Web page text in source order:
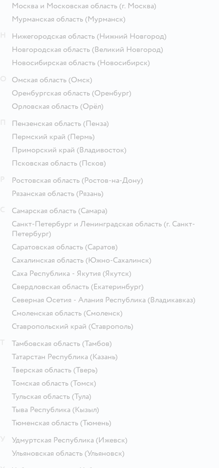
Москва и Московская область (г. Москва)
Мурманская область (Мурманск)
Нижегородская область (Нижний Новгород)
Новгородская область (Великий Новгород)
Новосибирская область (Новосибирск)
Омская область (Омск)
Оренбургская область (Оренбург)
Орловская область (Орёл)
Пензенская область (Пенза)
Пермский край (Пермь)
Приморский край (Владивосток)
Псковская область (Псков)
Ростовская область (Ростов-на-Дону)
Рязанская область (Рязань)
Самарская область (Самара)
Санкт-Петербург и Ленинградская область (г. Санкт-
Петербург)
Саратовская область (Саратов)
Сахалинская область (Южно-Сахалинск)
Саха Республика - Якутия (Якутск)
Свердловская область (Екатеринбург)
Северная Осетия - Алания Республика (Владикавказ)
Смоленская область (Смоленск)
Ставропольский край (Ставрополь)
Тамбовская область (Тамбов)
Татарстан Республика (Казань)
Тверская область (Тверь)
Томская область (Томск)
Тульская область (Тула)
Тыва Республика (Кызыл)
Тюменская область (Тюмень)
Удмуртская Республика (Ижевск)
Ульяновская область (Ульяновск)